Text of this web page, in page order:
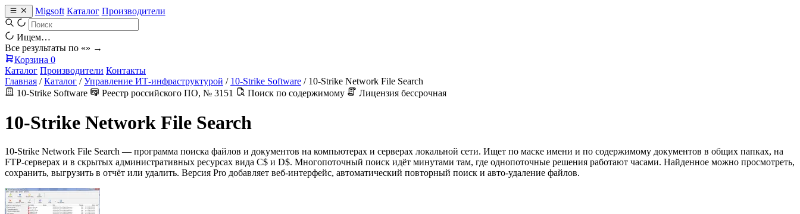
Migsoft Каталог Производители
Ищем…
Все результаты по «» →
Корзина 0
Каталог Производители Контакты
Главная / Каталог / Управление ИТ-инфраструктурой / 10-Strike Software / 10-Strike Network File Search
10-Strike Software
Реестр российского ПО, № 3151 Поиск по содержимому Лицензия бессрочная
10-Strike Network File Search
10-Strike Network File Search — программа поиска файлов и документов на компьютерах и серверах локальной сети. Ищет по маске имени и по содержимому документов в общих папках, на
FTP-серверах и в скрытых административных ресурсах вида C$ и D$. Многопоточный поиск идёт минутами там, где однопоточные решения работают часами. Найденное можно просмотреть,
сохранить, выгрузить в отчёт или удалить. Версия Pro добавляет веб-интерфейс, автоматический повторный поиск и авто-удаление файлов.